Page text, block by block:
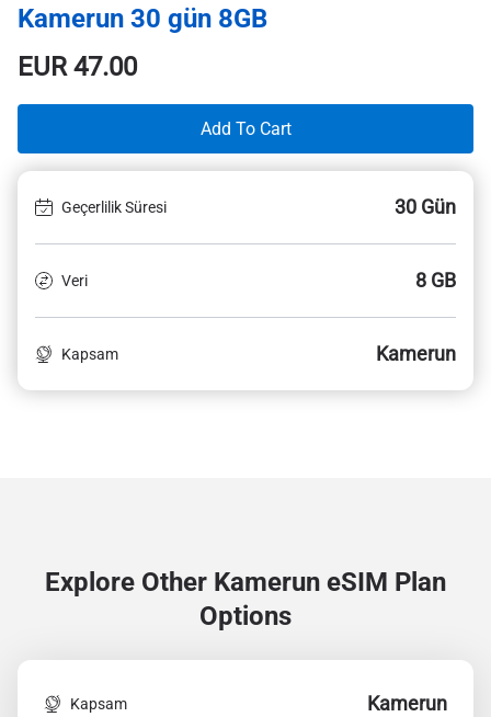
Kamerun 30 gün 8GB
EUR47.00
Add To Cart
Geçerlilik Süresi 30 Gün
Veri 8 GB
Kapsam Kamerun
Explore Other Kamerun eSIM Plan
Options
Kapsam Kamerun